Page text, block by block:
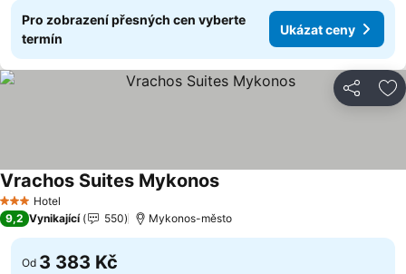
Pro zobrazení přesných cen vyberte
termín
Ukázat ceny
Sdílet
3 Počet hvězdiček
Hotel
Vrachos Suites MykonosUkázat ceny
9,2 Vynikající 550 Mykonos-město
Od 3 383 Kč